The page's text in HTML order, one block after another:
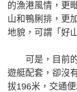
的漁港風情，更
山和鴨脷排，更
地貌，可謂「好
可是，目前的
遊艇配套，卻沒
拔196米，交通